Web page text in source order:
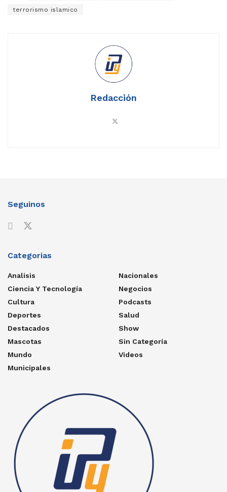
terrorismo islamico
Redacción
Seguinos
Categorias
Analisis
Ciencia Y Tecnología
Cultura
Deportes
Destacados
Mascotas
Mundo
Municipales
Nacionales
Negocios
Podcasts
Salud
Show
Sin Categoría
Videos